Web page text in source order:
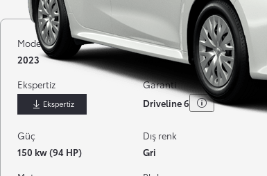
Model yılı
2023
Kilometre
58.244 km
Ekspertiz
İndir
Garanti
Driveline 6
Güç
150 kw (94 HP)
Dış renk
Gri